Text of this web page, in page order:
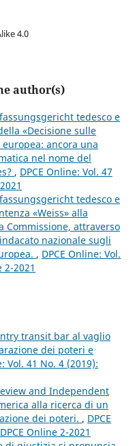
4.0
author(s)
tedesco e
«Decisione sulle
europea: ancora una
nel nome del
, DPCE Online: Vol. 47
tedesco e
«Weiss» alla
Commissione, attraverso
nazionale sugli
, DPCE Online: Vol.
2-2021
transit bar al vaglio
dei poteri e
Vol. 41 No. 4 (2019):
and Independent
alla ricerca di un
dei poteri. , DPCE
Online 2-2021